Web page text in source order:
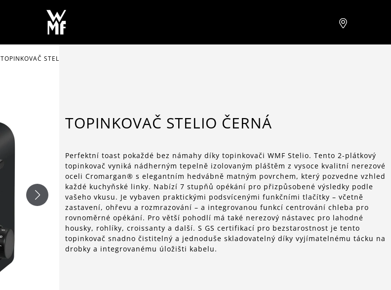
TOPINKOVAČ STELIO ČERNÁ
TOPINKOVAČ STELIO ČERNÁ
Perfektní toast pokaždé bez námahy díky topinkovači WMF Stelio. Tento 2-plátkový
topinkovač vyniká nádherným tepelně izolovaným pláštěm z vysoce kvalitní nerezové
oceli Cromargan® s elegantním hedvábně matným povrchem, který pozvedne vzhled
každé kuchyňské linky. Nabízí 7 stupňů opékání pro přizpůsobené výsledky podle
vašeho vkusu. Je vybaven praktickými podsvícenými funkčními tlačítky – včetně
zastavení, ohřevu a rozmrazování – a integrovanou funkcí centrování chleba pro
rovnoměrné opékání. Pro větší pohodlí má také nerezový nástavec pro lahodné
housky, rohlíky, croissanty a další. S GS certifikací pro bezstarostnost je tento
topinkovač snadno čistitelný a jednoduše skladovatelný díky vyjímatelnému tácku na
drobky a integrovanému úložišti kabelu.